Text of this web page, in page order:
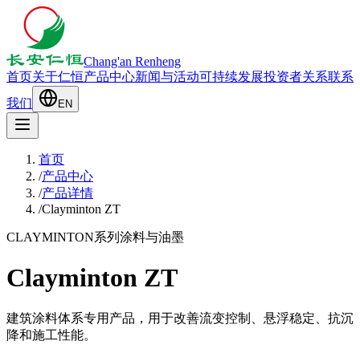
Chang'an Renheng
首页关于仁恒产品中心新闻与活动可持续发展投资者关系联系
我们
EN
首页
/产品中心
/产品详情
/Clayminton ZT
CLAYMINTON系列 涂料与油墨
Clayminton ZT
建筑涂料体系专用产品，用于改善流变控制、悬浮稳定、抗沉
降和施工性能。